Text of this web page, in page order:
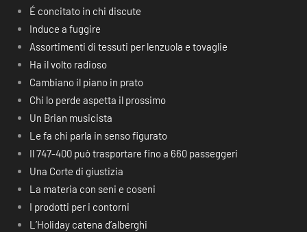
É concitato in chi discute
Induce a fuggire
Assortimenti di tessuti per lenzuola e tovaglie
Ha il volto radioso
Cambiano il piano in prato
Chi lo perde aspetta il prossimo
Un Brian musicista
Le fa chi parla in senso figurato
Il 747-400 può trasportare fino a 660 passeggeri
Una Corte di giustizia
La materia con seni e coseni
I prodotti per i contorni
L’Holiday catena d’alberghi